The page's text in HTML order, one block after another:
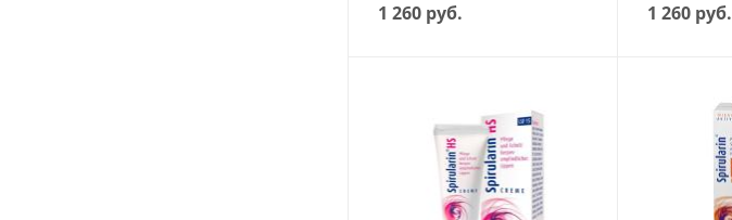
1 260 руб. 1 260 руб.